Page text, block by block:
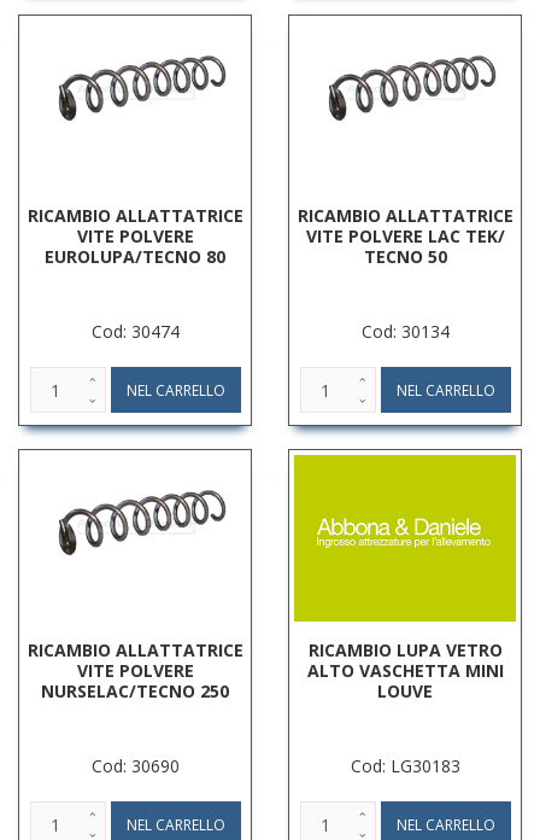
RICAMBIO ALLATTATRICE
VITE POLVERE
EUROLUPA/TECNO 80
Cod: 30474
RICAMBIO ALLATTATRICE
VITE POLVERE LAC TEK/
TECNO 50
Cod: 30134
RICAMBIO ALLATTATRICE
VITE POLVERE
NURSELAC/TECNO 250
Cod: 30690
RICAMBIO LUPA VETRO
ALTO VASCHETTA MINI
LOUVE
Cod: LG30183